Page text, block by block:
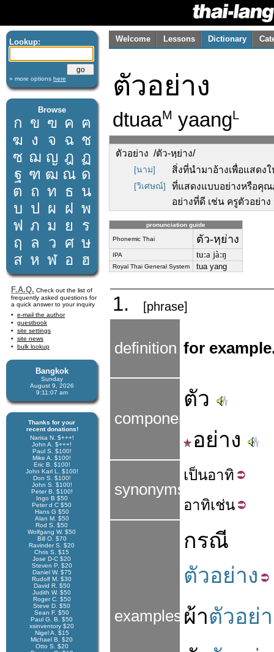
Lookup:
» more options here
Browse
ก ข ฃ ค ฅ
ฆ ง จ ฉ ช
ซ ฌ ญ ฎ ฏ
ฐ ฑ ฒ ณ ด
ต ถ ท ธ น
บ ป ผ ฝ พ
ฟ ภ ม ย
ร
ฤ
ล ว ศ ษ
ส ห ฬ อ ฮ
F.A.Q. Check out the list of
frequently asked questions for
a quick answer to your inquiry
e-mail the author
guestbook
site settings
site news
bulk lookup
Bangkok
Sunday
August 9, 2026
9:11:08 am
Thanks for your
recent donations!
Narisa N. $+++!
John A. $+++!
Paul S. $100!
Mike A. $100!
Eric B. $100!
John Karl L. $100!
Don S. $100!
John S. $100!
Peter B. $100!
Ingo B $50
Peter d C $50
Hans G $50
Alan M. $50
Rod S. $50
Wolfgang W. $50
Bill O. $70
Ravinder S. $20
Chris S. $15
Jose D-C $20
Steven P. $20
Daniel W. $75
Rudolf M. $30
David R. $50
Judith W. $50
Roger C. $50
Steve D. $50
Sean F. $50
Paul G. B. $50
xsinventory $20
Nigel A. $15
Michael B. $20
Otto S. $20
Welcome Lessons Dictionary
ตัวอย่าง
dtuaaM yaangL
ตัวอย่าง /ตัว-หฺย่าง/
[นาม] สิ่งที่นำมาอ้างเพื่อแสดง
[วิเศษณ์]
ที่แสดงแบบอย่างหรือคุ
อย่างที่ดี เช่น ครูตัวอย่า
pronunciation guide
Phonemic Thai ตัว-หฺย่าง
IPA tuːa jàːŋ
Royal Thai General System tua yang
1. [phrase]
definition for
components
ตัว
อย่าง
synonyms
เป็นอาทิ
อาทิเช่น
examples
กรณี
ตัวอย่าง
ผ้าตัวอย่